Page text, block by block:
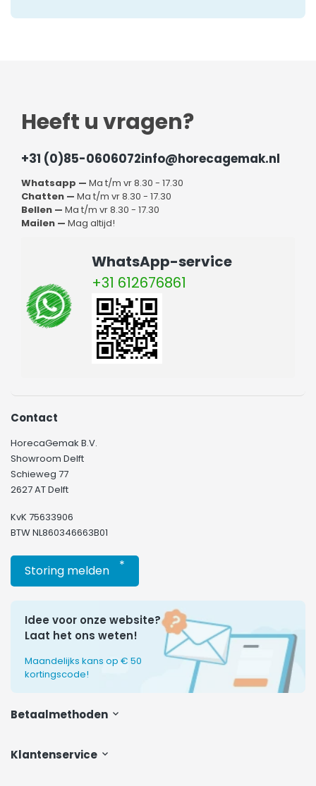
Heeft u vragen?
+31 (0)85-0606072info@horecagemak.nl
Whatsapp — Ma t/m vr 8.30 - 17.30
Chatten — Ma t/m vr 8.30 - 17.30
Bellen — Ma t/m vr 8.30 - 17.30
Mailen — Mag altijd!
WhatsApp-service
+31 612676861
Klantenservice
Contact
HorecaGemak B.V.
Showroom Delft
Schieweg 77
2627 AT Delft
KvK 75633906
BTW NL860346663B01
Storing melden *
Idee voor onze website?
Laat het ons weten!
Maandelijks kans op € 50
kortingscode!
Betaalmethoden